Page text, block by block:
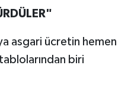
asgari ücretin hemen
biri